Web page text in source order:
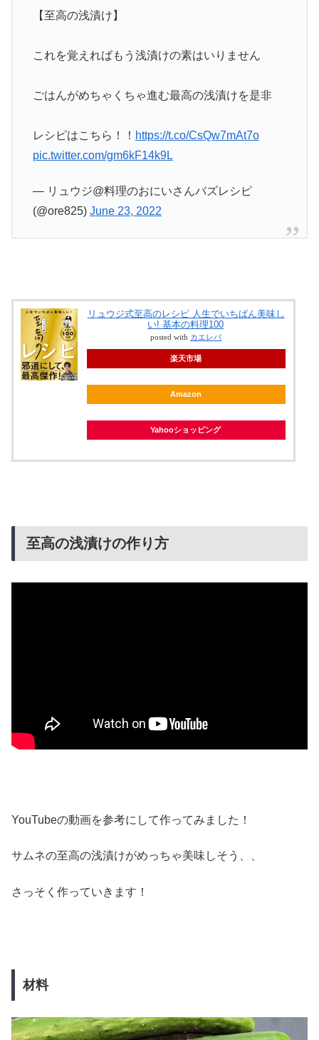
【至高の浅漬け】
これを覚えればもう浅漬けの素はいりません
ごはんがめちゃくちゃ進む最高の浅漬けを是非
レシピはこちら！！ https://t.co/CsQw7mAt7o
pic.twitter.com/gm6kF14k9L
— リュウジ@料理のおにいさんバズレシピ
(@ore825) June 23, 2022
リュウジ式至高のレシピ 人生でいちばん美味し
い! 基本の料理100
posted with カエレバ
楽天市場
Amazon
Yahooショッピング
至高の浅漬けの作り方
YouTubeの動画を参考にして作ってみました！
サムネの至高の浅漬けがめっちゃ美味しそう、、
さっそく作っていきます！
材料